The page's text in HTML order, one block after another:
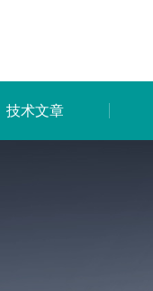
技术文章